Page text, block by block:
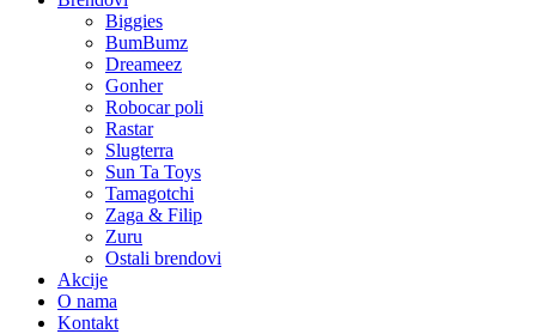
Biggies
BumBumz
Dreameez
Gonher
Robocar poli
Rastar
Slugterra
Sun Ta Toys
Tamagotchi
Zaga & Filip
Zuru
Ostali brendovi
Akcije
O nama
Kontakt